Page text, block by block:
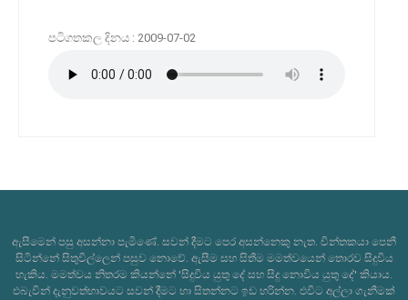
පටිගතකල දිනය : 2009-07-02
ඇසීමෙන් පසු අසන්නා පැමිණේ. සවන් දීමට පෙර අසන්නෙකු නැත. චින්තකයා පෙනී
සිටින්නේ සිතුවිල්ලෙන් පසුව නොවේ. ඇසීම සහ සිතීම මමත්වයෙන් තොරව සිදුවිය
හැකිය. මමත්වය නිතරම කියන්නේ 'සිදුවිය යුතු දේ සහ සිදු නොවිය යුතු දේ' කියාය.
එබැවින් දැනුවත්භාවයට සවන් දීමට හා සිතන්නට ඉඩ හරින්න. එවිට අල්ලා ගැනීමක්